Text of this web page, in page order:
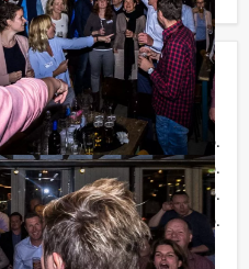
€ 72,50 p.p.
€ 69,50 p.p.
€ 66,50 p.p.
€ 64,50 p.p.